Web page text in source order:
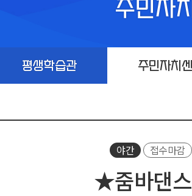
주민자
평생학습관 주민자치
야간 접수마감
★줌바댄